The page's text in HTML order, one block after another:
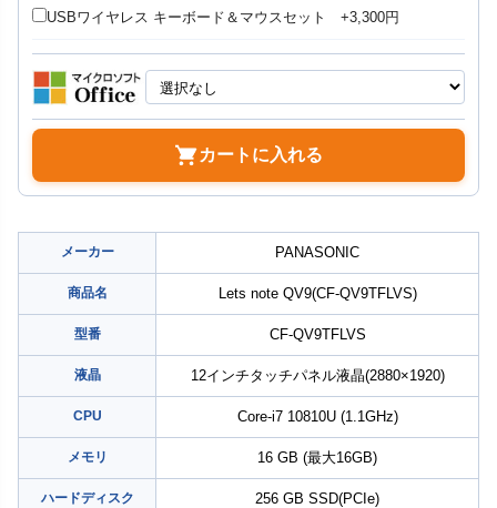
USBワイヤレス キーボード＆マウスセット +3,300円
カートに入れる
メーカー PANASONIC
商品名 Lets note QV9(CF-QV9TFLVS)
型番 CF-QV9TFLVS
液晶 12インチタッチパネル液晶(2880×1920)
CPU Core-i7 10810U (1.1GHz)
メモリ 16 GB (最大16GB)
ハードディスク 256 GB SSD(PCIe)